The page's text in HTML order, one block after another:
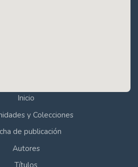
Inicio
y Colecciones
de publicación
Autores